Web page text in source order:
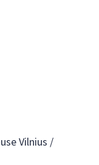
Vilnius /